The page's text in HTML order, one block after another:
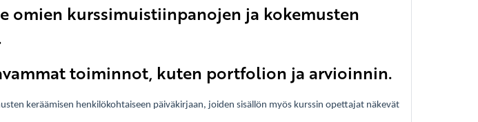
kurssimuistiinpanojen ja kokemusten
toiminnot, kuten portfolion ja arvioinnin.
keräämisen henkilökohtaiseen päiväkirjaan, joiden sisällön myös kurssin opettajat näkevät